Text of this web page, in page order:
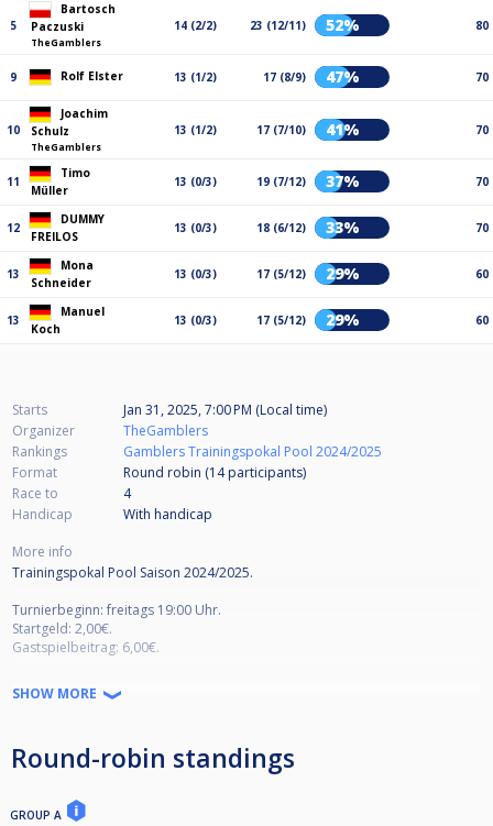
5
Bartosch
Paczuski
TheGamblers
14 (2/2) 23 (12/11) 52% 80
9 Rolf Elster 13 (1/2) 17 (8/9) 47% 70
10
Joachim
Schulz
TheGamblers
13 (1/2) 17 (7/10) 41% 70
11
Timo
Müller
13 (0/3) 19 (7/12) 37% 70
12
DUMMY
FREILOS
13 (0/3) 18 (6/12) 33% 70
13
Mona
Schneider
13 (0/3) 17 (5/12) 29% 60
13
Manuel
Koch
13 (0/3) 17 (5/12) 29% 60
Starts
Jan 31, 2025, 7:00 PM (Local time)
Organizer
TheGamblers
Rankings
Gamblers Trainingspokal Pool 2024/2025
Format
Round robin (14participants)
Race to
4
Handicap
With handicap
More info
Trainingspokal Pool Saison 2024/2025.
Turnierbeginn: freitags 19:00 Uhr.
Startgeld: 2,00€.
Gastspielbeitrag: 6,00€.
Spielmodus & Bedingungen: Multiball mit Handicap im Gruppenmodus
und anschließender KO-Runde, abhängig von der Teilnehmerzahl.
Wer das Ausstoßen gewinnt, wählt die Disziplin für den Satz (9-Ball / 10-
Bei der Turnierserie werden 15 % der Gesamtturniere als
SHOW MORE
Round-robin standings
GROUP A